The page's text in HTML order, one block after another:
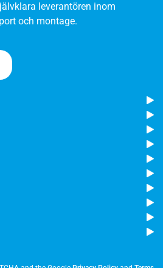
leverantören inom
och montage.